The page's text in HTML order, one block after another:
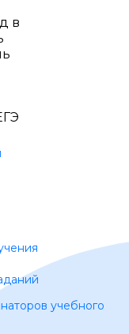
в
учебного